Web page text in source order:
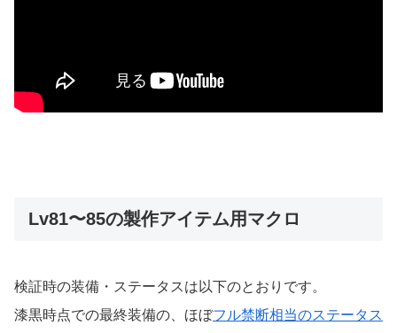
Lv81〜85の製作アイテム用マクロ
検証時の装備・ステータスは以下のとおりです。
漆黒時点での最終装備の、ほぼフル禁断相当のステータス